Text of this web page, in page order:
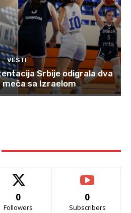
VESTI
Srbije odigrala dva
sa Izraelom
0
Followers
0
Subscribers